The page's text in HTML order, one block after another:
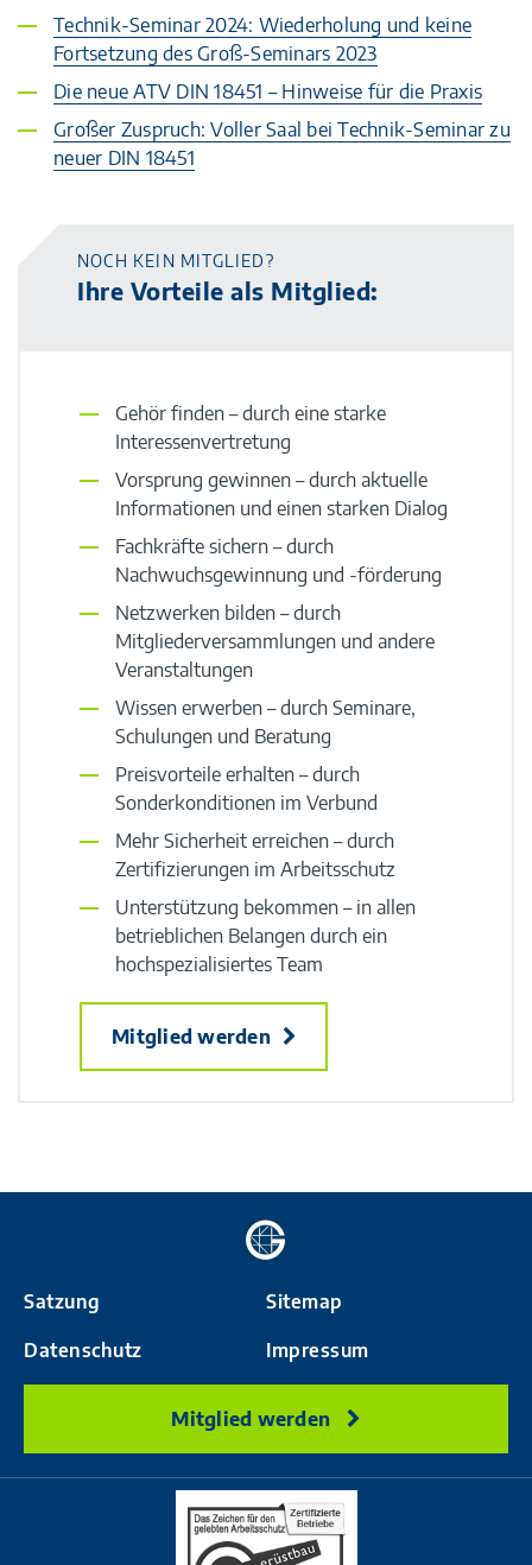
Technik-Seminar 2024: Wiederholung und keine
Fortsetzung des Groß-Seminars 2023
Die neue ATV DIN 18451 – Hinweise für die Praxis
Großer Zuspruch: Voller Saal bei Technik-Seminar zu
neuer DIN 18451
NOCH KEIN MITGLIED?
Ihre Vorteile als Mitglied:
Gehör finden – durch eine starke
Interessenvertretung
Vorsprung gewinnen – durch aktuelle
Informationen und einen starken Dialog
Fachkräfte sichern – durch
Nachwuchsgewinnung und -förderung
Netzwerken bilden – durch
Mitgliederversammlungen und andere
Veranstaltungen
Wissen erwerben – durch Seminare,
Schulungen und Beratung
Preisvorteile erhalten – durch
Sonderkonditionen im Verbund
Mehr Sicherheit erreichen – durch
Zertifizierungen im Arbeitsschutz
Unterstützung bekommen – in allen
betrieblichen Belangen durch ein
hochspezialisiertes Team
Mitglied werden
Zur
Startseite
Satzung Sitemap
Datenschutz Impressum
Mitglied werden